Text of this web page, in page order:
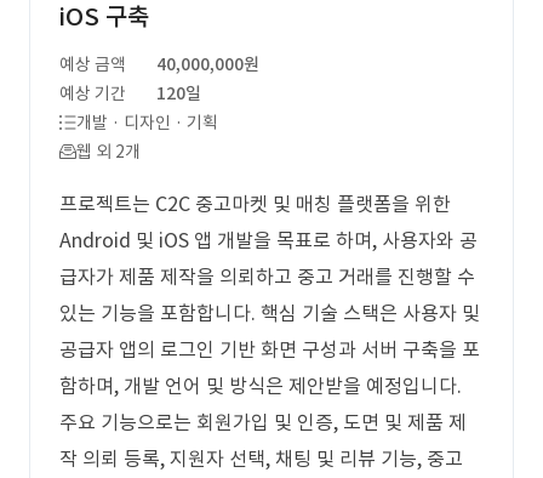
iOS 구축
예상 금액
40,000,000원
예상 기간
120일
개발 · 디자인 · 기획
웹 외 2개
프로젝트는 C2C 중고마켓 및 매칭 플랫폼을 위한
Android 및 iOS 앱 개발을 목표로 하며, 사용자와 공
급자가 제품 제작을 의뢰하고 중고 거래를 진행할 수
있는 기능을 포함합니다. 핵심 기술 스택은 사용자 및
공급자 앱의 로그인 기반 화면 구성과 서버 구축을 포
함하며, 개발 언어 및 방식은 제안받을 예정입니다.
주요 기능으로는 회원가입 및 인증, 도면 및 제품 제
작 의뢰 등록, 지원자 선택, 채팅 및 리뷰 기능, 중고